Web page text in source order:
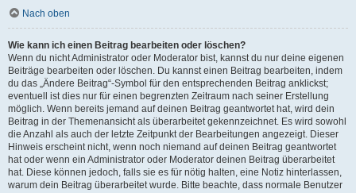
Nach oben
Wie kann ich einen Beitrag bearbeiten oder löschen?
Wenn du nicht Administrator oder Moderator bist, kannst du nur deine eigenen
Beiträge bearbeiten oder löschen. Du kannst einen Beitrag bearbeiten, indem
du das „Ändere Beitrag“-Symbol für den entsprechenden Beitrag anklickst;
eventuell ist dies nur für einen begrenzten Zeitraum nach seiner Erstellung
möglich. Wenn bereits jemand auf deinen Beitrag geantwortet hat, wird dein
Beitrag in der Themenansicht als überarbeitet gekennzeichnet. Es wird sowohl
die Anzahl als auch der letzte Zeitpunkt der Bearbeitungen angezeigt. Dieser
Hinweis erscheint nicht, wenn noch niemand auf deinen Beitrag geantwortet
hat oder wenn ein Administrator oder Moderator deinen Beitrag überarbeitet
hat. Diese können jedoch, falls sie es für nötig halten, eine Notiz hinterlassen,
warum dein Beitrag überarbeitet wurde. Bitte beachte, dass normale Benutzer